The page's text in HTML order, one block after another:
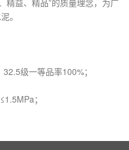
精益、精品”的质量理念，为广
。
级一等品率100%；
；